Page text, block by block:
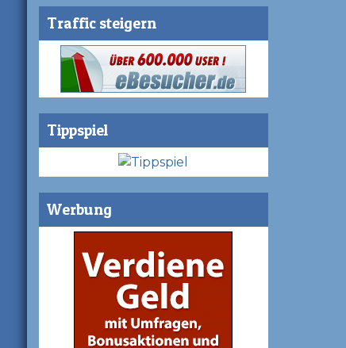
Traffic steigern
Tippspiel
Werbung